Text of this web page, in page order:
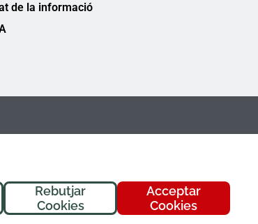
Acceptar
Cookies
Rebutjar
Cookies
de la informació